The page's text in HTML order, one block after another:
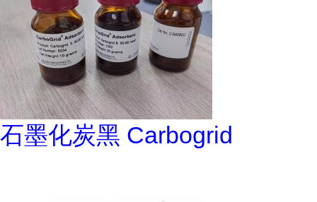
石墨化炭黑 Carbogrid